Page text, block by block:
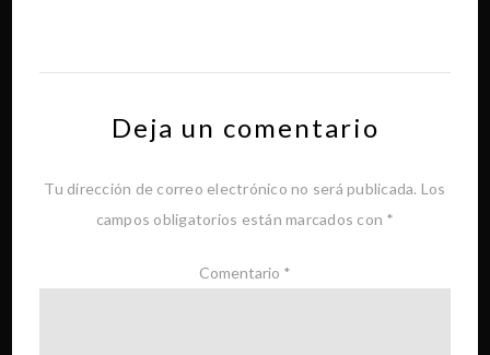
Deja un comentario
Tu dirección de correo electrónico no será publicada. Los
campos obligatorios están marcados con *
Comentario *